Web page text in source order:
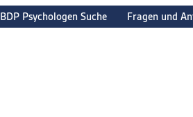
BDP Psychologen Suche Fragen und